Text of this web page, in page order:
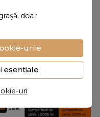
doar
urile
esentiale
uri